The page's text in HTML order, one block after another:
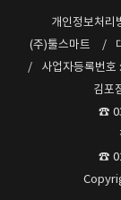
개인정보처리
(주)툴스마트
사업자등록번
김포
☎
☎